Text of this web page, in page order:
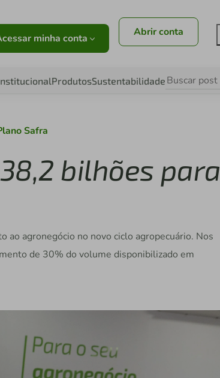
minha conta Abrir conta
ProdutosSustentabilidade
Safra
bilhões para
agronegócio no novo ciclo agropecuário. Nos
de 30% do volume disponibilizado em